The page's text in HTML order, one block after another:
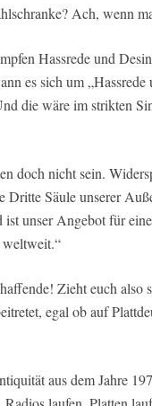
Ach, wenn
Hassrede und
es sich um
die wäre im strikten
doch nicht sein.
Säule unserer
unser Angebot für
weltweit.“
Zieht euch also
egal ob auf
aus dem Jahre